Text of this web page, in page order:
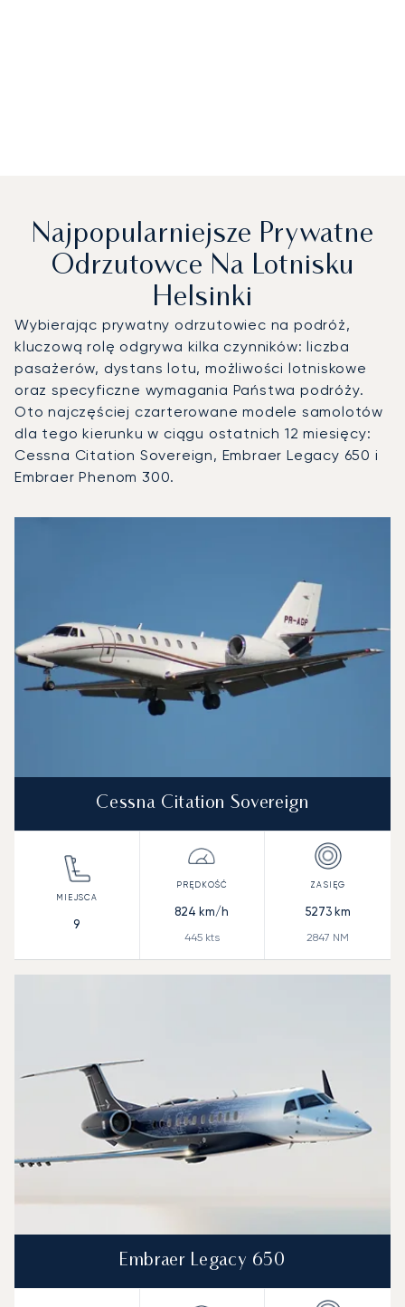
Najpopularniejsze Prywatne
Odrzutowce Na Lotnisku
Helsinki
Wybierając prywatny odrzutowiec na podróż,
kluczową rolę odgrywa kilka czynników: liczba
pasażerów, dystans lotu, możliwości lotniskowe
oraz specyficzne wymagania Państwa podróży.
Oto najczęściej czarterowane modele samolotów
dla tego kierunku w ciągu ostatnich 12 miesięcy:
Cessna Citation Sovereign, Embraer Legacy 650 i
Embraer Phenom 300.
Cessna Citation Sovereign
9
824 km/h
445kts
5273km
2847 NM
Embraer Legacy 650